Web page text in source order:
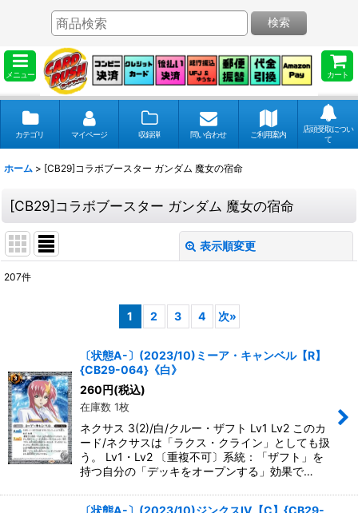
メニュー カート
検索
カテゴリ マイページ 収録弾 問い合わせ ご利用案内
店頭受取につい
て
ホーム > [CB29]コラボブースター ガンダム 魔女の宿命
[CB29]コラボブースター ガンダム 魔女の宿命
表示順変更
絞り込む
207件
1 2 3 4 次»
〔状態A-〕(2023/10)ミーア・キャンベル【R】
{CB29-064}《白》
260 円(税込)
在庫数 1枚
ネクサス 3(2)/白/クルー・ザフト Lv1 Lv2 このカ
ード/ネクサスは「ラクス・クライン」としても扱
う。 Lv1・Lv2 〔重複不可〕系統：「ザフト」を
持つ自分の「デッキをオープンする」効果で…